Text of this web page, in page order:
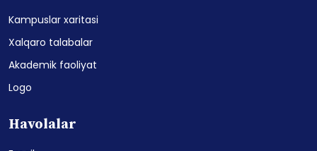
Kampuslar xaritasi
Xalqaro talabalar
Akademik faoliyat
Logo
Havolalar